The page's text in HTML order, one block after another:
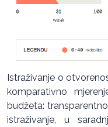
Istraživanje o
komparativno
budžeta:
istraživanje, u